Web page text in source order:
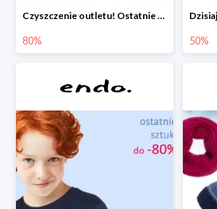
Czyszczenie outletu! Ostatnie sztuki do -80%
80% 50%